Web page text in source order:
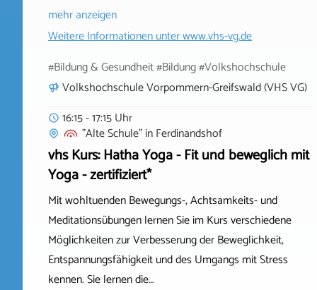
mehr anzeigen
Weitere Informationen unterwww.vhs-vg.de
#Bildung & Gesundheit #Bildung #Volkshochschule
Volkshochschule Vorpommern-Greifswald (VHS VG)
16:15 - 17:15 Uhr
"Alte Schule"inFerdinandshof
vhs Kurs: Hatha Yoga - Fit und beweglich mit
Yoga - zertifiziert*
Mit wohltuenden Bewegungs-, Achtsamkeits- und
Meditationsübungen lernen Sie im Kurs verschiedene
Möglichkeiten zur Verbesserung der Beweglichkeit,
Entspannungsfähigkeit und des Umgangs mit Stress
kennen. Sie lernen die…